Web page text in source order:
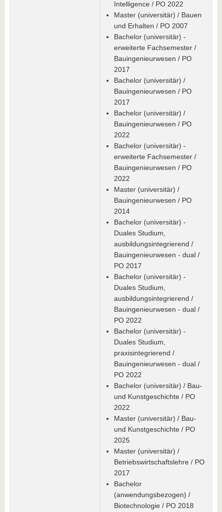
Intelligence / PO 2022
Master (universitär) / Bauen
und Erhalten / PO 2007
Bachelor (universitär) -
erweiterte Fachsemester /
Bauingenieurwesen / PO
2017
Bachelor (universitär) /
Bauingenieurwesen / PO
2017
Bachelor (universitär) /
Bauingenieurwesen / PO
2022
Bachelor (universitär) -
erweiterte Fachsemester /
Bauingenieurwesen / PO
2022
Master (universitär) /
Bauingenieurwesen / PO
2014
Bachelor (universitär) -
Duales Studium,
ausbildungsintegrierend /
Bauingenieurwesen - dual /
PO 2017
Bachelor (universitär) -
Duales Studium,
ausbildungsintegrierend /
Bauingenieurwesen - dual /
PO 2022
Bachelor (universitär) -
Duales Studium,
praxisintegrierend /
Bauingenieurwesen - dual /
PO 2022
Bachelor (universitär) / Bau-
und Kunstgeschichte / PO
2022
Master (universitär) / Bau-
und Kunstgeschichte / PO
2025
Master (universitär) /
Betriebswirtschaftslehre / PO
2017
Bachelor
(anwendungsbezogen) /
Biotechnologie / PO 2018